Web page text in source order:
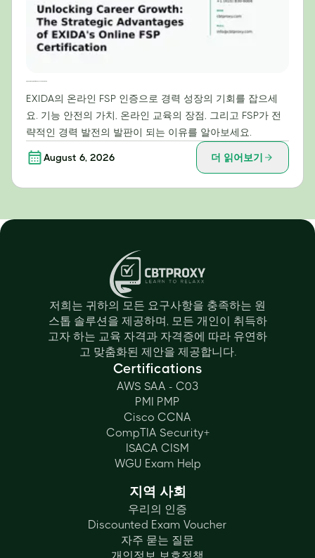
EXIDA의 온라인 FSP 인증으로 경력 성장의 기회를 잡으세
요. 기능 안전의 가치, 온라인 교육의 장점, 그리고 FSP가 전
략적인 경력 발전의 발판이 되는 이유를 알아보세요.
August 6, 2026 더 읽어보기
저희는 귀하의 모든 요구사항을 충족하는 원
스톱 솔루션을 제공하며, 모든 개인이 취득하
고자 하는 교육 자격과 자격증에 따라 유연하
고 맞춤화된 제안을 제공합니다.
Certifications
AWS SAA - C03
PMI PMP
Cisco CCNA
CompTIA Security+
ISACA CISM
WGU Exam Help
지역 사회
우리의 인증
Discounted Exam Voucher
자주 묻는 질문